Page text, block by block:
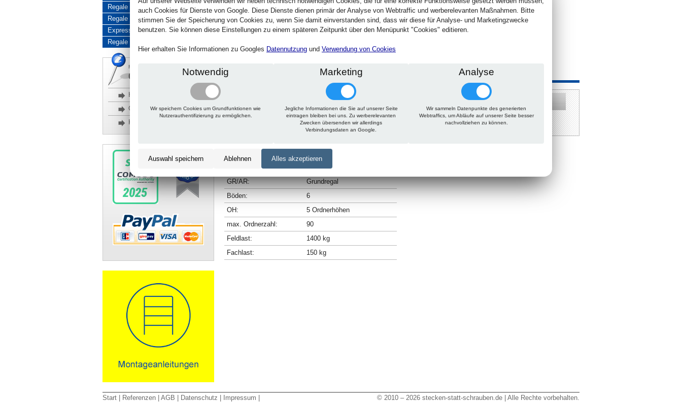
Regale aus Edelstahl
Regale aus Aluminium
Express-Produkte
Regale Reduziert
Rückfragen, Hilfe, Bestellen?
06201 690095-0
Häufige Fragen
Glossar
Kontakt
Stck.
Beschreibung Zu diesem Artikel passt auch
2000 mm
Breite:
750 mm
600 mm
150
GR/AR:
Grundregal
Böden:
6
OH:
5 Ordnerhöhen
max. Ordnerzahl:
90
Feldlast:
1400 kg
Fachlast:
150 kg
Start Referenzen AGB Datenschutz Impressum © 2010 – 2026 stecken-statt-schrauben.de | Alle Rechte vorbehalten.
auch Cookies für Dienste von Google. Diese Dienste dienen primär der Analyse von Webtraffic und werberelevanten Maßnahmen. Bitte
stimmen Sie der Speicherung von Cookies zu, wenn Sie damit einverstanden sind, dass wir diese für Analyse- und Marketingzwecke
benutzen. Sie können diese Einstellungen zu einem späteren Zeitpunkt über den Menüpunkt "Cookies" editieren.
Hier erhalten Sie Informationen zu Googles Datennutzung und Verwendung von Cookies
Notwendig
Wir speichern Cookies um Grundfunktionen wie
Nutzerauthentifizierung zu ermöglichen.
Marketing
Jegliche Informationen die Sie auf unserer Seite
eintragen bleiben bei uns. Zu werberelevanten
Zwecken übersenden wir allerdings
Verbindungsdaten an Google.
Analyse
Wir sammeln Datenpunkte des generierten
Webtraffics, um Abläufe auf unserer Seite besser
nachvollziehen zu können.
Auswahl speichern Ablehnen Alles akzeptieren